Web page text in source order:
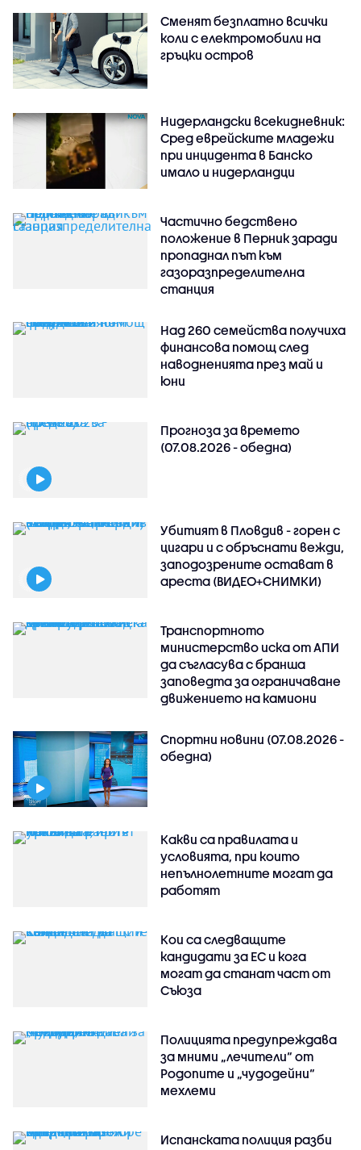
Сменят безплатно всички
коли с електромобили на
гръцки остров
Нидерландски всекидневник:
Сред еврейските младежи
при инцидента в Банско
имало и нидерландци
Частично бедствено
положение в Перник заради
пропаднал път към
газоразпределителна
станция
Над 260 семейства получиха
финансова помощ след
наводненията през май и
юни
Прогноза за времето
(07.08.2026 - обедна)
Убитият в Пловдив - горен с
цигари и с обръснати вежди,
заподозрените остават в
ареста (ВИДЕО+СНИМКИ)
Транспортното
министерство иска от АПИ
да съгласува с бранша
заповедта за ограничаване
движението на камиони
Спортни новини (07.08.2026 -
обедна)
Какви са правилата и
условията, при които
непълнолетните могат да
работят
Кои са следващите
кандидати за ЕС и кога
могат да станат част от
Съюза
Полицията предупреждава
за мними „лечители“ от
Родопите и „чудодейни“
мехлеми
Испанската полиция разби